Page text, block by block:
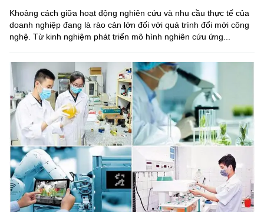
Khoảng cách giữa hoạt động nghiên cứu và nhu cầu thực tế của
doanh nghiệp đang là rào cản lớn đối với quá trình đổi mới công
nghệ. Từ kinh nghiệm phát triển mô hình nghiên cứu ứng...